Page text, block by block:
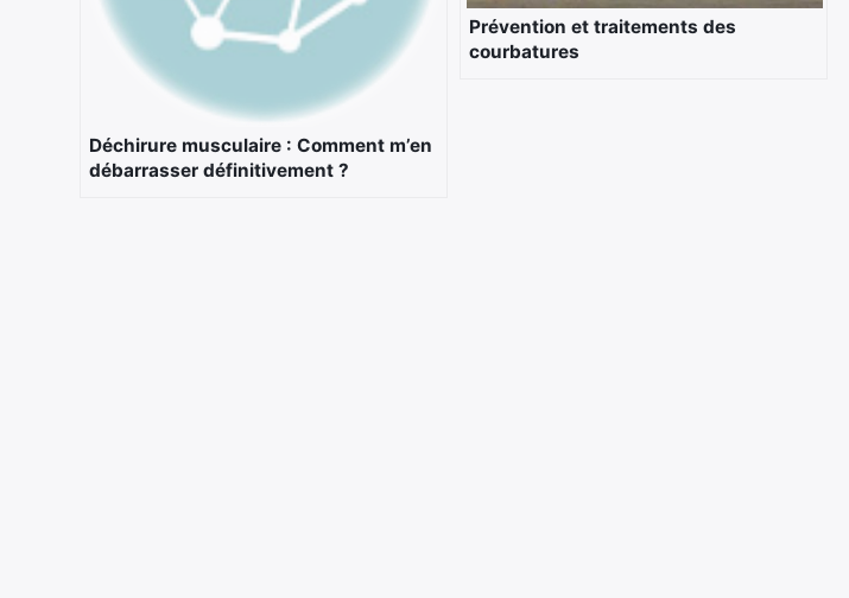
Déchirure musculaire : Comment m’en
débarrasser définitivement ?
Prévention et traitements des
courbatures